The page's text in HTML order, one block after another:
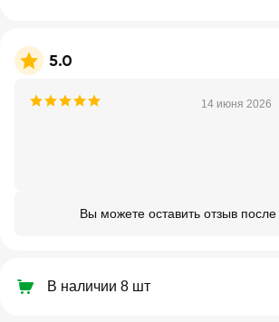
5.0
14 июня 2026
Вы можете оставить отзыв после
В наличии 8 шт